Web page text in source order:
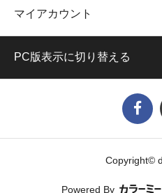
マイアカウント
PC版表示に切り替える
Copyright©
Powered By